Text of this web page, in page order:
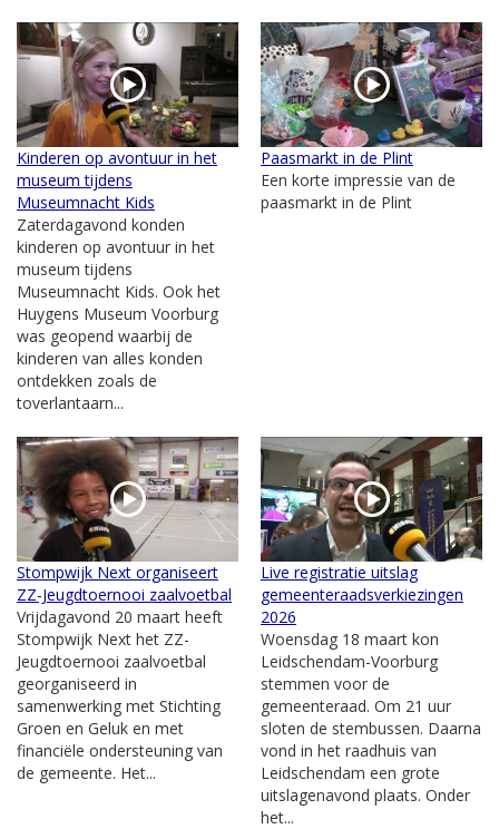
Kinderen op avontuur in het
museum tijdens
Museumnacht Kids
Zaterdagavond konden
kinderen op avontuur in het
museum tijdens
Museumnacht Kids. Ook het
Huygens Museum Voorburg
was geopend waarbij de
kinderen van alles konden
ontdekken zoals de
toverlantaarn...
Paasmarkt in de Plint
Een korte impressie van de
paasmarkt in de Plint
Stompwijk Next organiseert
ZZ-Jeugdtoernooi zaalvoetbal
Vrijdagavond 20 maart heeft
Stompwijk Next het ZZ-
Jeugdtoernooi zaalvoetbal
georganiseerd in
samenwerking met Stichting
Groen en Geluk en met
financiële ondersteuning van
de gemeente. Het...
Live registratie uitslag
gemeenteraadsverkiezingen
2026
Woensdag 18 maart kon
Leidschendam-Voorburg
stemmen voor de
gemeenteraad. Om 21 uur
sloten de stembussen. Daarna
vond in het raadhuis van
Leidschendam een grote
uitslagenavond plaats. Onder
het...